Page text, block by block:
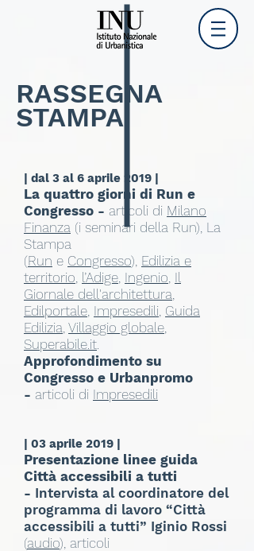
RASSEGNA
STAMPA
| dal 3 al 6 aprile 2019 |
La quattro giorni di Run e
Congresso - articoli di Milano
Finanza (i seminari della Run), La
Stampa
(Run e Congresso), Edilizia e
territorio, l’Adige, Ingenio, Il
Giornale dell'architettura,
Edilportale, Impresedili, Guida
Edilizia, Villaggio globale,
Superabile.it.
Approfondimento su
Congresso e Urbanpromo
- articoli di Impresedili
| 03 aprile 2019 |
Presentazione linee guida
Città accessibili a tutti
- Intervista al coordinatore del
programma di lavoro “Città
accessibili a tutti” Iginio Rossi
(audio), articoli